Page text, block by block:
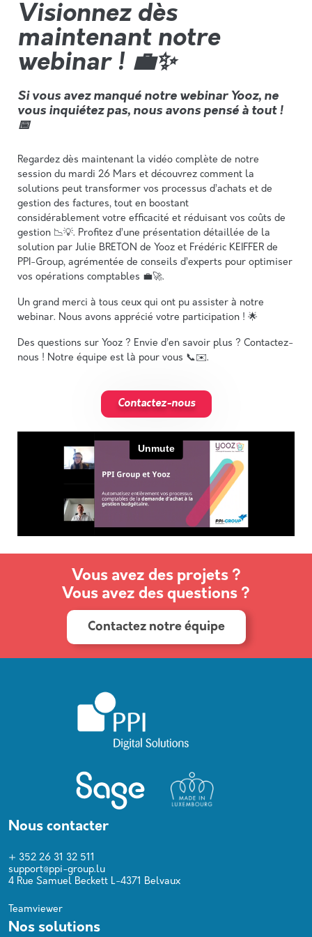
Visionnez dès
maintenant notre
webinar ! 💼✨
Si vous avez manqué notre webinar Yooz, ne
vous inquiétez pas, nous avons pensé à tout !
📅
Regardez dès maintenant la vidéo complète de notre
session du mardi 26 Mars et découvrez comment la
solutions peut transformer vos processus d’achats et de
gestion des factures, tout en boostant
considérablement votre efficacité et réduisant vos coûts de
gestion 📉💡. Profitez d’une présentation détaillée de la
solution par Julie BRETON de Yooz et Frédéric KEIFFER de
PPI-Group, agrémentée de conseils d’experts pour optimiser
vos opérations comptables 💼🚀.
Un grand merci à tous ceux qui ont pu assister à notre
webinar. Nous avons apprécié votre participation ! 🌟
Des questions sur Yooz ? Envie d’en savoir plus ? Contactez-
nous ! Notre équipe est là pour vous 📞✉️.
Contactez-nous
Vous avez des projets ?
Vous avez des questions ?
Contactez notre équipe
Nous contacter
+ 352 26 31 32 511
support@ppi-group.lu
4 Rue Samuel Beckett L-4371 Belvaux
Teamviewer
Nos solutions